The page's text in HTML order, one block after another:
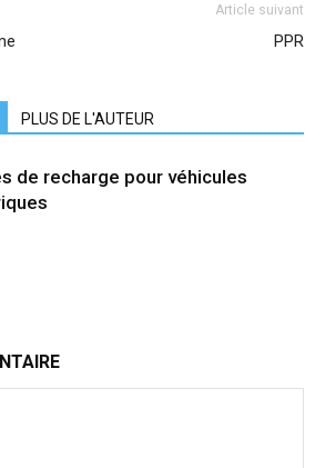
Article suivant
PPR
PLUS DE L'AUTEUR
de recharge pour véhicules